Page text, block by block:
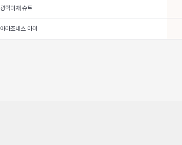
광학미채 슈트
아마조네스 아머